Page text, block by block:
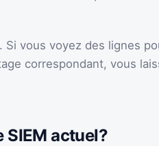
vous voyez des lignes
correspondant, vous
actuel?